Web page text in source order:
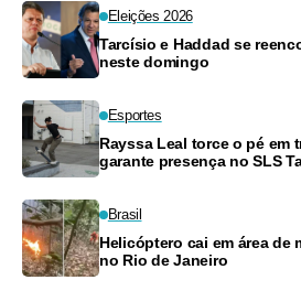
Eleições 2026
Tarcísio e Haddad se
neste domingo
Esportes
Rayssa Leal torce o pé em
garante presença no SLS
Brasil
Helicóptero cai em área de
no Rio de Janeiro